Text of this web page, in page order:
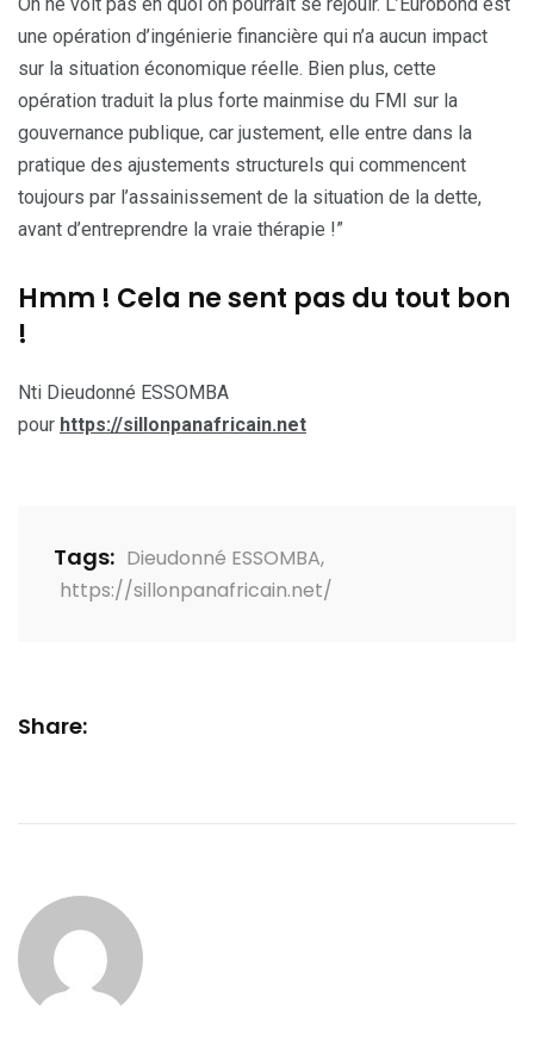
une opération d’ingénierie financière qui n’a aucun impact
sur la situation économique réelle. Bien plus, cette
opération traduit la plus forte mainmise du FMI sur la
gouvernance publique, car justement, elle entre dans la
pratique des ajustements structurels qui commencent
toujours par l’assainissement de la situation de la dette,
avant d’entreprendre la vraie thérapie !”
Hmm ! Cela ne sent pas du tout bon
!
Nti Dieudonné ESSOMBA
pour https://sillonpanafricain.net
Tags: Dieudonné ESSOMBA,
https://sillonpanafricain.net/
Share: